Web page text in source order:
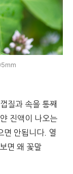
질과 속을 통째
진액이 나오는
면 안됩니다. 열
면 왜 꽃말